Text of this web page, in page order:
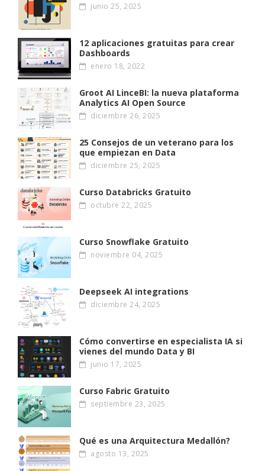
junio 25, 2025
12 aplicaciones gratuitas para crear
Dashboards
enero 18, 2022
Groot AI LinceBI: la nueva plataforma
Analytics AI Open Source
diciembre 26, 2025
25 Consejos de un veterano para los
que empiezan en Data
diciembre 25, 2025
Curso Databricks Gratuito
octubre 22, 2025
Curso Snowflake Gratuito
noviembre 04, 2025
Deepseek AI integrations
diciembre 24, 2025
Cómo convertirse en especialista IA si
vienes del mundo Data y BI
junio 17, 2025
Curso Fabric Gratuito
septiembre 23, 2025
Qué es una Arquitectura Medallón?
agosto 13, 2025